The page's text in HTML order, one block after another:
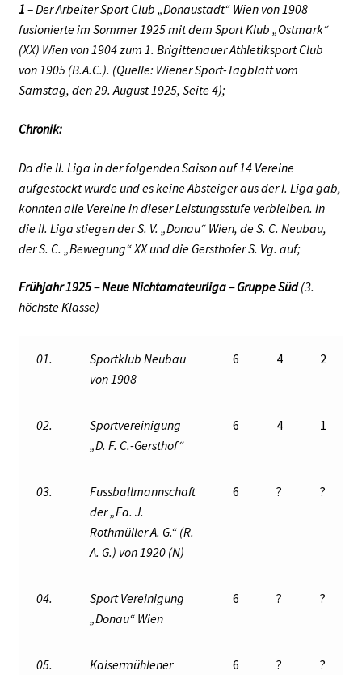
1 – Der Arbeiter Sport Club „Donaustadt“ Wien von 1908
fusionierte im Sommer 1925 mit dem Sport Klub „Ostmark“
(XX) Wien von 1904 zum 1. Brigittenauer Athletiksport Club
von 1905 (B.A.C.). (Quelle: Wiener Sport-Tagblatt vom
Samstag, den 29. August 1925, Seite 4);
Chronik:
Da die II. Liga in der folgenden Saison auf 14 Vereine
aufgestockt wurde und es keine Absteiger aus der I. Liga gab,
konnten alle Vereine in dieser Leistungsstufe verbleiben. In
die II. Liga stiegen der S. V. „Donau“ Wien, de S. C. Neubau,
der S. C. „Bewegung“ XX und die Gersthofer S. Vg. auf;
Frühjahr 1925 – Neue Nichtamateurliga – Gruppe Süd(3.
höchste Klasse)
01.
Sportklub Neubau
von 1908
6 4 2
02.
Sportvereinigung
„D. F. C.-Gersthof“
6 4 1
03.
Fussballmannschaft
der „Fa. J.
Rothmüller A. G.“ (R.
A. G.) von 1920 (N)
6 ? ?
04.
Sport Vereinigung
„Donau“ Wien
6 ? ?
05.
Kaisermühlener
6 ? ?